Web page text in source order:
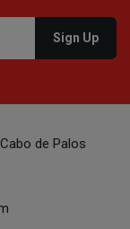
de Palos